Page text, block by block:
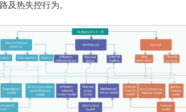
及热失控行为。